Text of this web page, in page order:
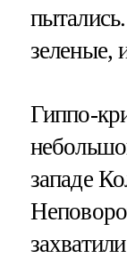
зеленые,
Гиппо-
западе